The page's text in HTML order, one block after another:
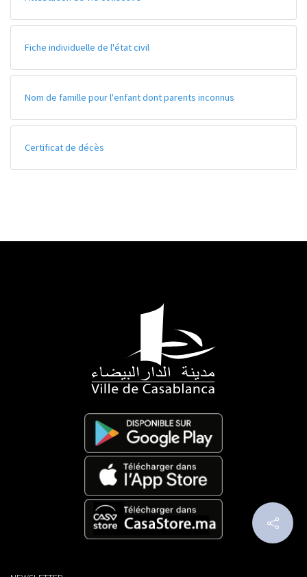
Fiche individuelle de l'état civil
Nom de famille pour l'enfant dont parents inconnus
Certificat de décès